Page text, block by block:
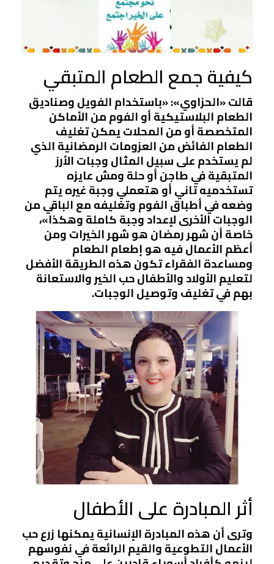
كيفية جمع الطعام المتبقي
قالت «الحزاوي»: «باستخدام الفويل وصناديق
الطعام البلاستيكية أو الفوم من الأماكن
المتخصصة أو من المحلات يمكن تغليف
الطعام الفائض من العزومات الرمضانية الذي
لم يستخدم على سبيل المثال وجبات الأرز
المتبقية في طاجن أو حلة ومش عايزه
تستخدميه تاني أو هتعملي وجبة غيره يتم
وضعه في أطباق الفوم وتغليفه مع الباقي من
الوجبات الأخرى لإعداد وجبة كاملة وهكذا»،
خاصة أن شهر رمضان هو شهر الخيرات ومن
أعظم الأعمال فيه هو إطعام الطعام
ومساعدة الفقراء تكون هذه الطريقة الأفضل
لتعليم الأولاد والأطفال حب الخير والاستعانة
بهم في تغليف وتوصيل الوجبات.
أثر المبادرة على الأطفال
وترى أن هذه المبادرة الإنسانية يمكنها زرع حب
الأعمال التطوعية والقيم الرائعة في نفوسهم